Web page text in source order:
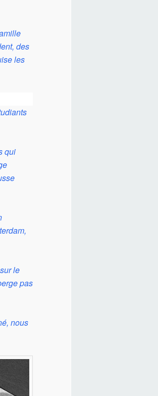
des
les
qui
le
pas
nous